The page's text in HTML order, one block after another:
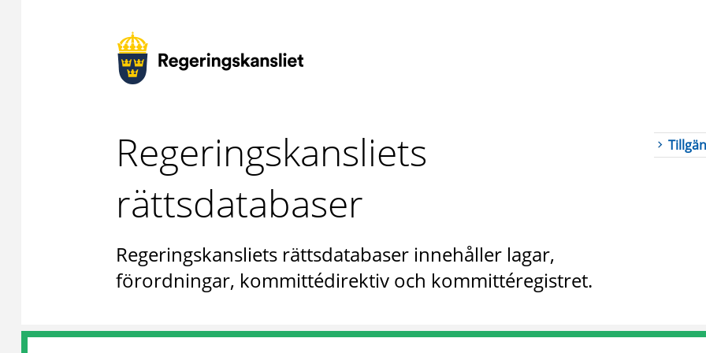
Regeringskansliets
rättsdatabaser
Regeringskansliets rättsdatabaser innehåller lagar,
förordningar, kommittédirektiv och kommittéregistret.